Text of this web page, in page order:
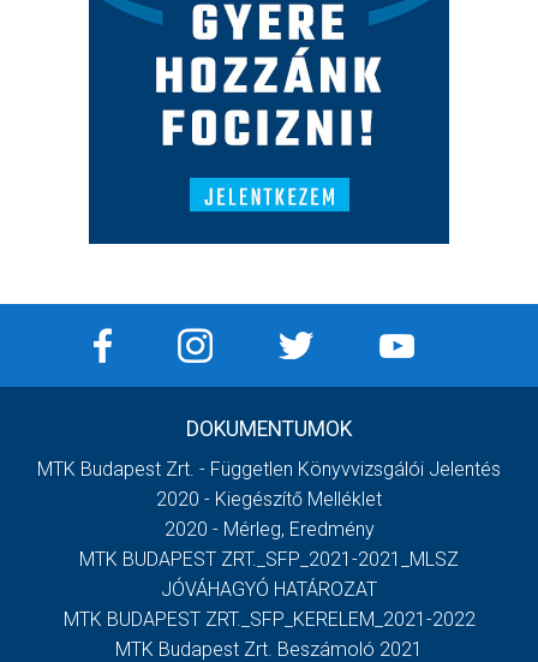
DOKUMENTUMOK
MTK Budapest Zrt. - Független Könyvvizsgálói Jelentés
2020 - Kiegészítő Melléklet
2020 - Mérleg, Eredmény
MTK BUDAPEST ZRT._SFP_2021-2021_MLSZ
JÓVÁHAGYÓ HATÁROZAT
MTK BUDAPEST ZRT._SFP_KERELEM_2021-2022
MTK Budapest Zrt. Beszámoló 2021